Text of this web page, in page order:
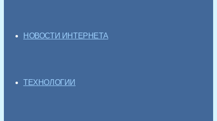
НОВОСТИ ИНТЕРНЕТА
ТЕХНОЛОГИИ